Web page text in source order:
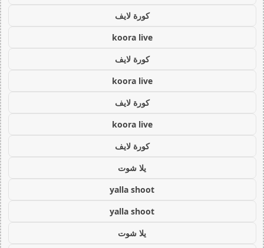
كورة لايف
koora live
كورة لايف
koora live
كورة لايف
koora live
كورة لايف
يلا شوت
yalla shoot
yalla shoot
يلا شوت